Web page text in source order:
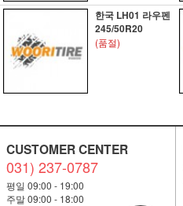
한국 LH01 라우펜
245/50R20
(품절)
CUSTOMER CENTER
031) 237-0787
평일 09:00 - 19:00
주말 09:00 - 18:00